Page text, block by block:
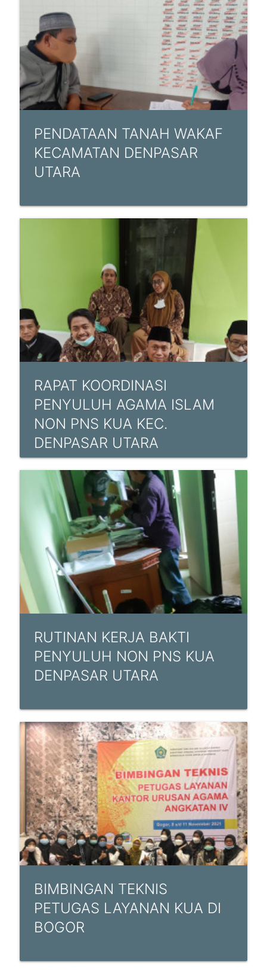
PENDATAAN TANAH WAKAF
KECAMATAN DENPASAR
UTARA
RAPAT KOORDINASI
PENYULUH AGAMA ISLAM
NON PNS KUA KEC.
DENPASAR UTARA
RUTINAN KERJA BAKTI
PENYULUH NON PNS KUA
DENPASAR UTARA
BIMBINGAN TEKNIS
PETUGAS LAYANAN KUA DI
BOGOR